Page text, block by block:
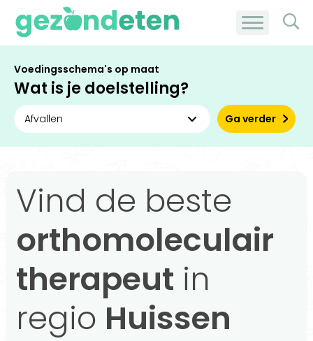
Voedingsschema's op maat
Wat is je doelstelling?
Ga verder
Vind de beste
orthomoleculair
therapeut in
regio Huissen